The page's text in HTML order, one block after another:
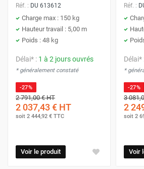
Réf. : DU 613612
Charge max : 150 kg
Hauteur travail : 5,00 m
Poids : 48 kg
Délai* : 1 à 2 jours ouvrés
* généralement constaté
-27%
2 791,00 €HT
2 037,43 € HT
soit 2 444,92 € TTC
Voir le produit
Réf. :
Délai*
*
-27%
3
2
soit 2
Voir